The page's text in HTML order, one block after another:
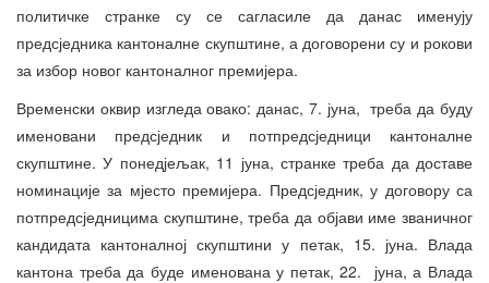
политичке странке су се сагласиле да данас именују
предсједника кантоналне скупштине, а договорени су и рокови
за избор новог кантоналног премијера.
Временски оквир изгледа овако: данас, 7. јуна, треба да буду
именовани предсједник и потпредсједници кантоналне
скупштине. У понедјељак, 11 јуна, странке треба да доставе
номинације за мјесто премијера. Предсједник, у договору са
потпредсједницима скупштине, треба да објави име званичног
кандидата кантоналној скупштини у петак, 15. јуна. Влада
кантона треба да буде именована у петак, 22. јуна, а Влада